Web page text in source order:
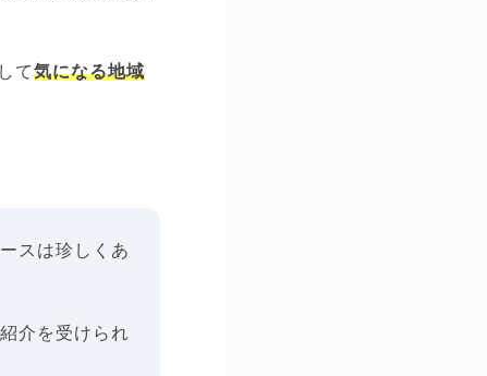
て気になる地域
スは珍しくあ
介を受けられ